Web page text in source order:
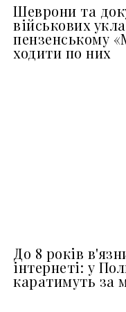
Шеврони та
військових
пензенському
ходити по них
До 8 років
інтернеті: у
каратимуть за